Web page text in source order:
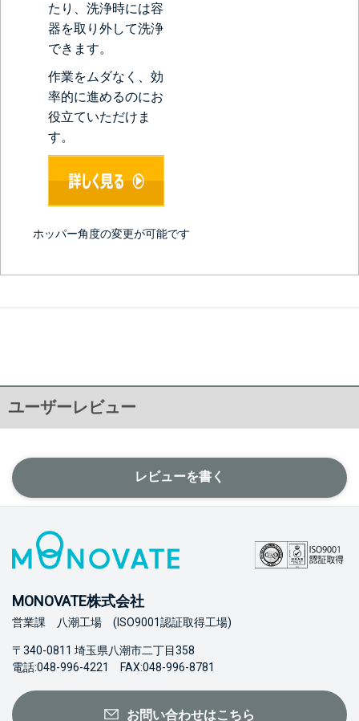
たり、洗浄時には容
器を取り外して洗浄
できます。
作業をムダなく、効
率的に進めるのにお
役立ていただけま
す。
ホッパー角度の変更が可能です
ユーザーレビュー
レビューを書く
MONOVATE株式会社
営業課 八潮工場 (ISO9001認証取得工場)
〒340-0811 埼玉県八潮市二丁目358
電話:048-996-4221 FAX:048-996-8781
お問い合わせはこちら